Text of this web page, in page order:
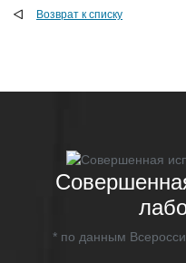
Возврат к списку
* по данным